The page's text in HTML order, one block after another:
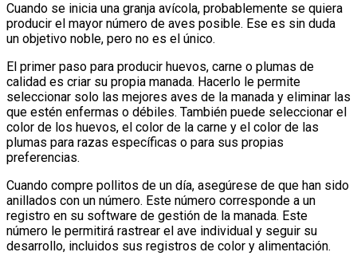
Cuando se inicia una granja avícola, probablemente se quiera
producir el mayor número de aves posible. Ese es sin duda
un objetivo noble, pero no es el único.
El primer paso para producir huevos, carne o plumas de
calidad es criar su propia manada. Hacerlo le permite
seleccionar solo las mejores aves de la manada y eliminar las
que estén enfermas o débiles. También puede seleccionar el
color de los huevos, el color de la carne y el color de las
plumas para razas específicas o para sus propias
preferencias.
Cuando compre pollitos de un día, asegúrese de que han sido
anillados con un número. Este número corresponde a un
registro en su software de gestión de la manada. Este
número le permitirá rastrear el ave individual y seguir su
desarrollo, incluidos sus registros de color y alimentación.